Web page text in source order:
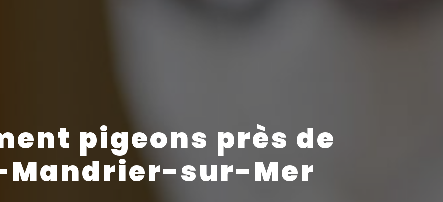
pigeons près de
Mandrier-sur-Mer